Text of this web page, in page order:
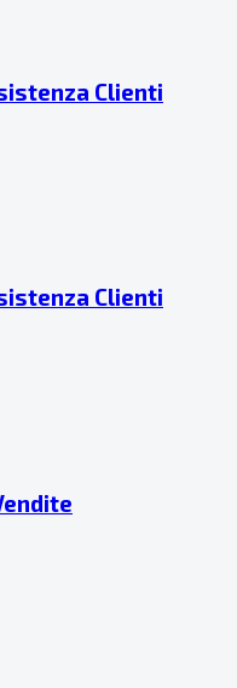
Clienti
Clienti